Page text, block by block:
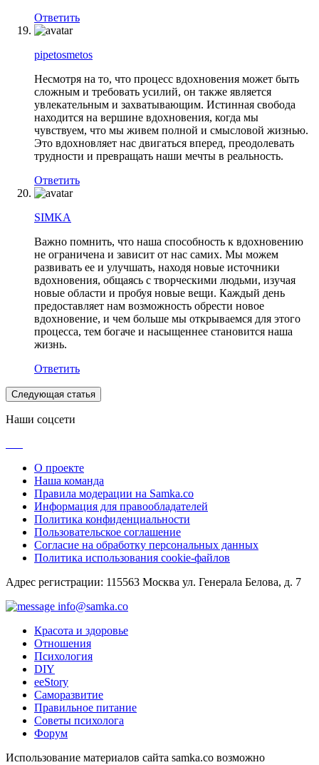
Ответить
pipetosmetos
Несмотря на то, что процесс вдохновения может быть
сложным и требовать усилий, он также является
увлекательным и захватывающим. Истинная свобода
находится на вершине вдохновения, когда мы
чувствуем, что мы живем полной и смысловой жизнью.
Это вдохновляет нас двигаться вперед, преодолевать
трудности и превращать наши мечты в реальность.
Ответить
SIMKA
Важно помнить, что наша способность к вдохновению
не ограничена и зависит от нас самих. Мы можем
развивать ее и улучшать, находя новые источники
вдохновения, общаясь с творческими людьми, изучая
новые области и пробуя новые вещи. Каждый день
предоставляет нам возможность обрести новое
вдохновение, и чем больше мы открываемся для этого
процесса, тем богаче и насыщеннее становится наша
жизнь.
Ответить
Следующая статья
Наши соцсети
О проекте
Наша команда
Правила модерации на Samka.co
Информация для правообладателей
Политика конфиденциальности
Пользовательское соглашение
Согласие на обработку персональных данных
Политика использования cookie-файлов
Адрес регистрации: 115563 Москва ул. Генерала Белова, д. 7
info@samka.co
Красота и здоровье
Отношения
Психология
DIY
ееStory
Саморазвитие
Правильное питание
Советы психолога
Форум
Использование материалов сайта samka.co возможно